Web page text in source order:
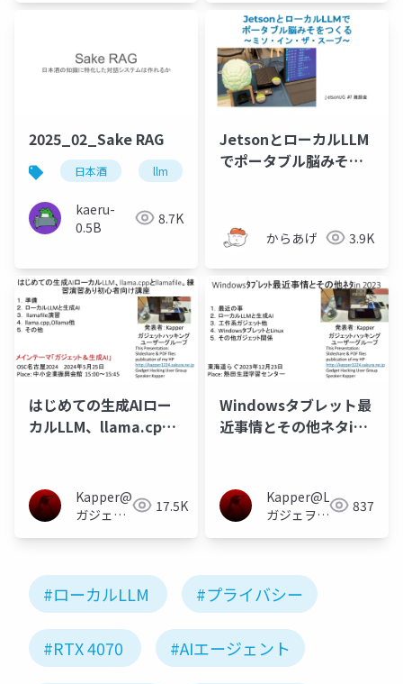
2025_02_Sake RAG
日本酒 llm ローカルllm
kaeru-
0.5B
8.7K
JetsonとローカルLLM
でポータブル脳みそを
からあげ 3.9K
はじめての生成AIロー
カルLLM、llama.cpp
Kapper@Linux
ガジェヲ
作大好き
17.5K
Windowsタブレット最
近事情とその他ネタin
ザーグループKapper@Linux
ガジェヲタ
837
#ローカルLLM #プライバシー
#RTX 4070 #AIエージェント